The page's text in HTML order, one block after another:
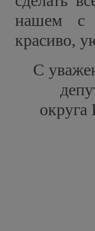
нашем с
красиво,
С
округа